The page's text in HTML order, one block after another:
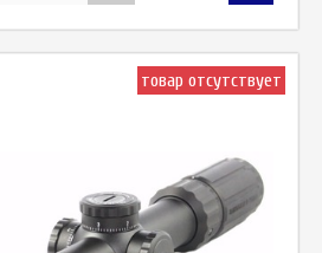
товар отсутствует